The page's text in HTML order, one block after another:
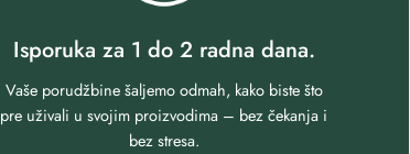
Isporuka za 1 do 2 radna dana.
Vaše porudžbine šaljemo odmah, kako biste što
pre uživali u svojim proizvodima – bez čekanja i
bez stresa.